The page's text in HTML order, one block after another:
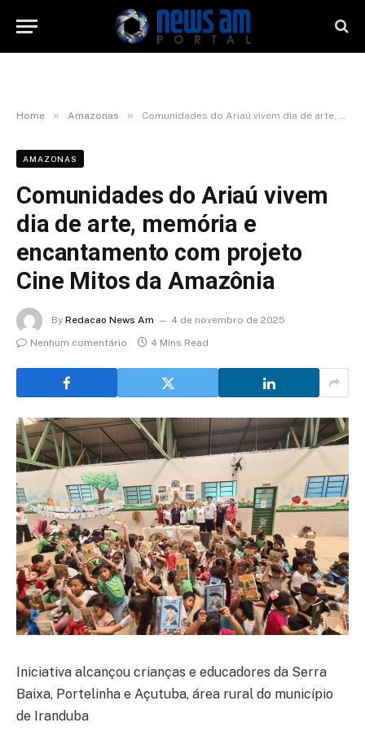
Home » Amazonas » Comunidades do Ariaú vivem dia de arte, memória e encantamento com projeto Cine Mitos da Amazônia
AMAZONAS
Comunidades do Ariaú vivem
dia de arte, memória e
encantamento com projeto
Cine Mitos da Amazônia
By Redacao News Am
4 de novembro de 2025
Nenhum comentário
4 Mins Read
Iniciativa alcançou crianças e educadores da Serra
Baixa, Portelinha e Açutuba, área rural do município
de Iranduba